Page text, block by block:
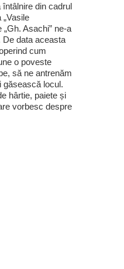
din cadrul
„Vasile
Asachi” ne-a
De data aceasta
cum
o poveste
să ne antrenăm
găsească locul.
hârtie, paiete și
vorbesc despre